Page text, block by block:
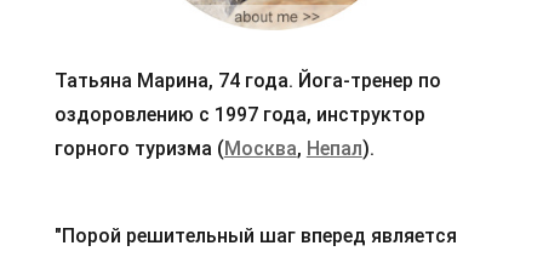
Татьяна Марина, 74 года. Йога-тренер по
оздоровлению с 1997 года, инструктор
горного туризма ( Москва, Непал).
"Порой решительный шаг вперед является